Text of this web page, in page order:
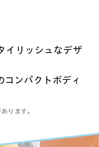
イリッシュなデザ
コンパクトボディ
ります。